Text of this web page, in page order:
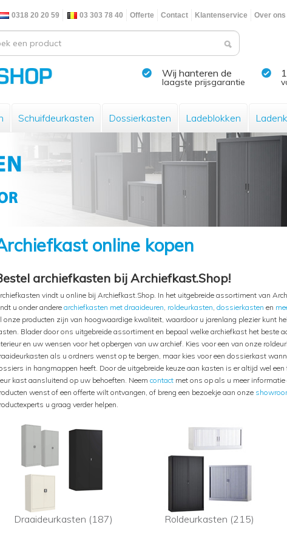
0318 20 20 59 03 303 78 40 Offerte Contact Klantenservice Over ons
Wij hanteren de
laagste prijsgarantie
Schuifdeurkasten Dossierkasten Ladeblokken
online kopen
archiefkasten bij Archiefkast.Shop!
vindt u online bij Archiefkast.Shop. In het uitgebreide assortiment van
u onder andere archiefkasten met draaideuren, roldeurkasten, dossierkasten en
onze producten zijn van hoogwaardige kwaliteit, waardoor u jarenlang plezier kunt
Blader door ons uitgebreide assortiment en bepaal welke archiefkast het beste
en uw wensen voor het opbergen van uw archief. Kies voor een van onze
als u ordners wenst op te bergen, maar kies voor een dossierkast
in hangmappen heeft. Door de uitgebreide keuze aan kasten is er altijd wel een
kast aansluitend op uw behoeften. Neem contact met ons op als u meer informatie
wenst of een offerte wilt ontvangen, of breng een bezoekje aan onze
u graag verder helpen.
Draaideurkasten (187) Roldeurkasten (215)